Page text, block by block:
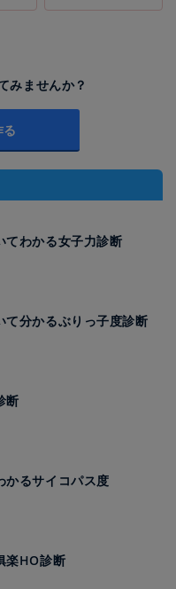
みませんか？
てわかる女子力診断
て分かるぶりっ子度診断
断
かるサイコパス度
楽HO診断